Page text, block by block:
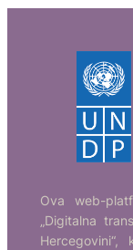
Ova web-
„Digitalna
Hercegovini“,